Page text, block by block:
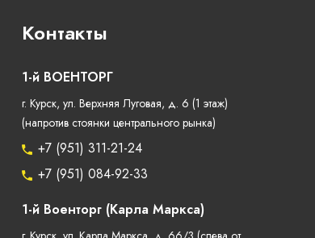
Контакты
1-й ВОЕНТОРГ
г. Курск, ул. Верхняя Луговая, д. 6 (1 этаж)
(напротив стоянки центрального рынка)
+7 (951) 311-21-24
+7 (951) 084-92-33
1-й Военторг (Карла Маркса)